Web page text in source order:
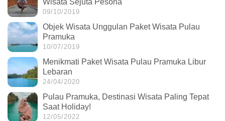
09/10/2019
Objek Wisata Unggulan Paket Wisata Pulau
Pramuka
10/07/2019
Menikmati Paket Wisata Pulau Pramuka Libur
Lebaran
24/04/2020
Pulau Pramuka, Destinasi Wisata Paling Tepat
Saat Holiday!
12/05/2022